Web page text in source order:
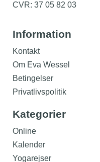
CVR: 37 05 82 03
Information
Kontakt
Om Eva Wessel
Betingelser
Privatlivspolitik
Kategorier
Online
Kalender
Yogarejser